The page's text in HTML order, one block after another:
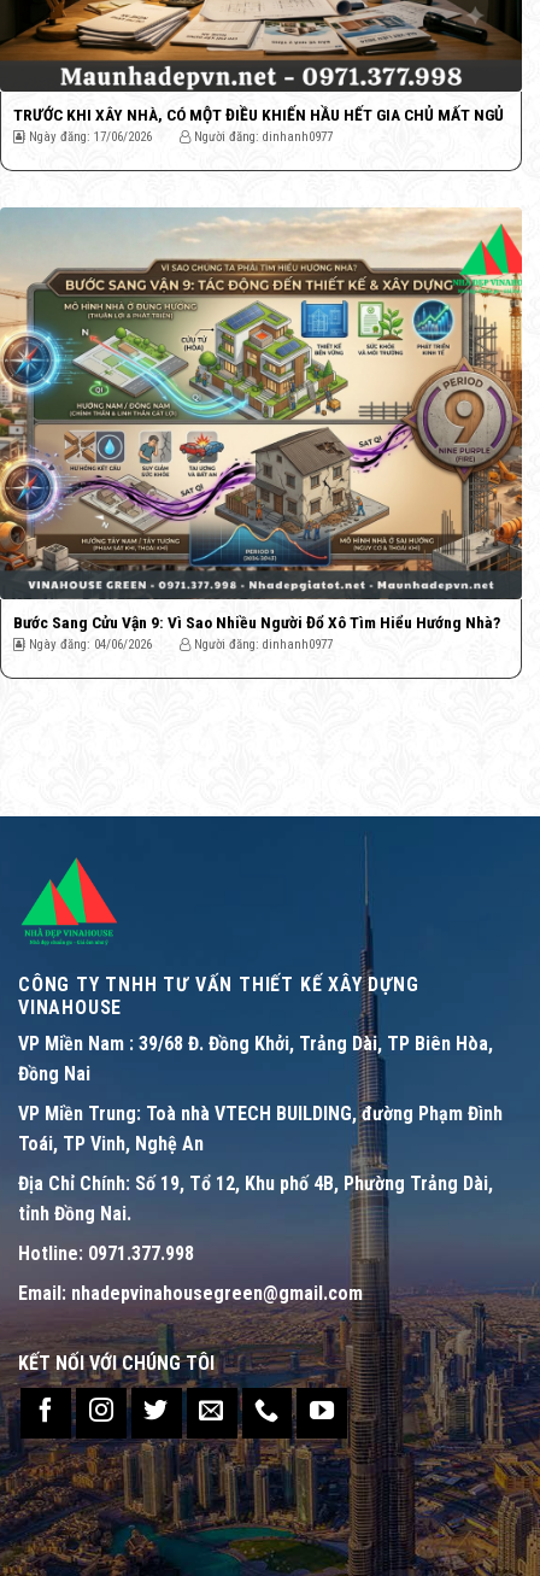
TRƯỚC KHI XÂY NHÀ, CÓ MỘT ĐIỀU KHIẾN HẦU HẾT GIA CHỦ MẤT NGỦ
Ngày đăng: 17/06/2026 Người đăng: dinhanh0977
Bước Sang Cửu Vận 9: Vì Sao Nhiều Người Đổ Xô Tìm Hiểu Hướng Nhà?
Ngày đăng: 04/06/2026 Người đăng: dinhanh0977
CÔNG TY TNHH TƯ VẤN THIẾT KẾ XÂY DỰNG
VINAHOUSE
VP Miền Nam : 39/68 Đ. Đồng Khởi, Trảng Dài, TP Biên Hòa,
Đồng Nai
VP Miền Trung: Toà nhà VTECH BUILDING, đường Phạm Đình
Toái, TP Vinh, Nghệ An
Địa Chỉ Chính: Số 19, Tổ 12, Khu phố 4B, Phường Trảng Dài,
tỉnh Đồng Nai.
Hotline: 0971.377.998
Email: nhadepvinahousegreen@gmail.com
KẾT NỐI VỚI CHÚNG TÔI